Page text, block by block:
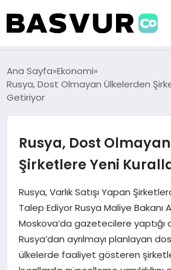
BAŞVURULAR
BAYILIKLER
HABERLER
İŞ FIKIRLERI
KRIPTO HABER
Ana Sayfa Ekonomi
Rusya, Dost Olmayan Ülkelerden
Getiriyor
Rusya, Dost
Şirketlere Yeni
Rusya, Varlık Satışı Yapan
Talep Ediyor Rusya Maliye Bakanı
Moskova’da gazetecilere yaptığı
Rusya’dan ayrılmayı planlayan
ülkelerde faaliyet gösteren